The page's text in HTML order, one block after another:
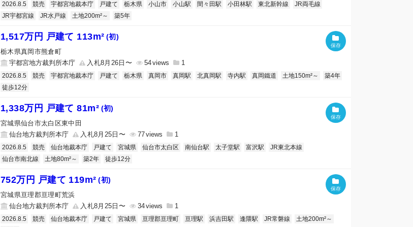
2026.8.5 競売 宇都宮地裁本庁 戸建て 栃木県 小山市 小山駅 間々田駅 小田林駅 東北新幹線
JR両毛線
JR宇都宮線
JR水戸線 土地200m²～ 築5年
1,517万円 戸建て 113m² (初)
栃木県真岡市熊倉町
宇都宮地方裁判所本庁
入札8月26日〜 54 1
2026.8.5 競売 宇都宮地裁本庁 戸建て 栃木県 真岡市 真岡駅 北真岡駅 寺内駅 真岡鐵道 土地150m²～
築4年
徒歩12分
1,338万円 戸建て 81m² (初)
宮城県仙台市太白区東中田
仙台地方裁判所本庁
入札8月25日〜 77 1
2026.8.5 競売 仙台地裁本庁 戸建て 宮城県 仙台市太白区 南仙台駅 太子堂駅 富沢駅
JR東北本線
仙台市南北線
土地80m²～ 築2年 徒歩12分
752万円 戸建て 119m² (初)
宮城県亘理郡亘理町荒浜
仙台地方裁判所本庁
入札8月25日〜 34 1
2026.8.5 競売 仙台地裁本庁 戸建て 宮城県 亘理郡亘理町 亘理駅 浜吉田駅 逢隈駅 JR常磐線
土地200m²～